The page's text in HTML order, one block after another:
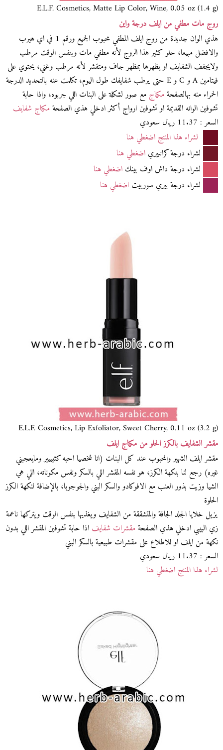
E.L.F. Cosmetics, Matte Lip Color, Wine, 0.05 oz (1.4 g)
روج مات مطفي من ايلف درجة واين
هذي الوان جديدة من روج ايلف المطفي محبوب الجميع ورقم 1 في اي هيرب
والافضل مبيعا، حلو كثير هذا الروج لأنه مطفي مات وبنفس الوقت مرطب
ولايجفف الشفايف او يظهرها بمظهر جاف ومتقشر لأنه مرطب وغني، يحتوي على
فيتامين A و C و E حتى يرطب شفايفك طول اليوم، تكلمت عنه بالتحديد الدرجة
الحمراء منه بهالصفحةمكياجمع صور لشكلة على البنات اللي جربوه، واذا حابة
تشوفين الوانه القديمة او تشوفين ارواج أكثر ادخلي هذي الصفحةمكياج شفايف
السعر : 11.37 ريال سعودي
لشراء هذا المنتج اضغطي هنا
لشراء درجة كرانبيرياضغطي هنا
لشراء درجة داش اوف بينكاضغطي هنا
لشراء درجة بيري سوربيتاضغطي هنا
E.L.F. Cosmetics, Lip Exfoliator, Sweet Cherry, 0.11 oz (3.2 g)
مقشر الشفايف بالكرز الحلو من مكياج ايلف
مقشر ايلف الشهير والمحبوب عند كل البنات (انا شخصيا احبه كثيييير ومايعجبني
غيره) رجع لنا بنكهة الكرز، هو نفسه المقشر اللي بالسكر ونفس مكوناته، اللي هي
الشيا وزيت بذور العنب مع الافوكادو والسكر البني والجوجوبا، بالإضافة لنكهة الكرز
الحلوة
يزيل خلايا الجلد الجافة والمتشققة من الشفايف ويغذيها بنفس الوقت ويتركها ناعمة
زي البيبي ادخلي هذي الصفحةمقشرات شفايفاذا حابة تشوفين المقشر اللي بدون
نكهة من ايلف او للاطلاع على مقشرات طبيعية بالسكر البني
السعر : 11.37 ريال سعودي
لشراء هذا المنتج اضغطي هنا